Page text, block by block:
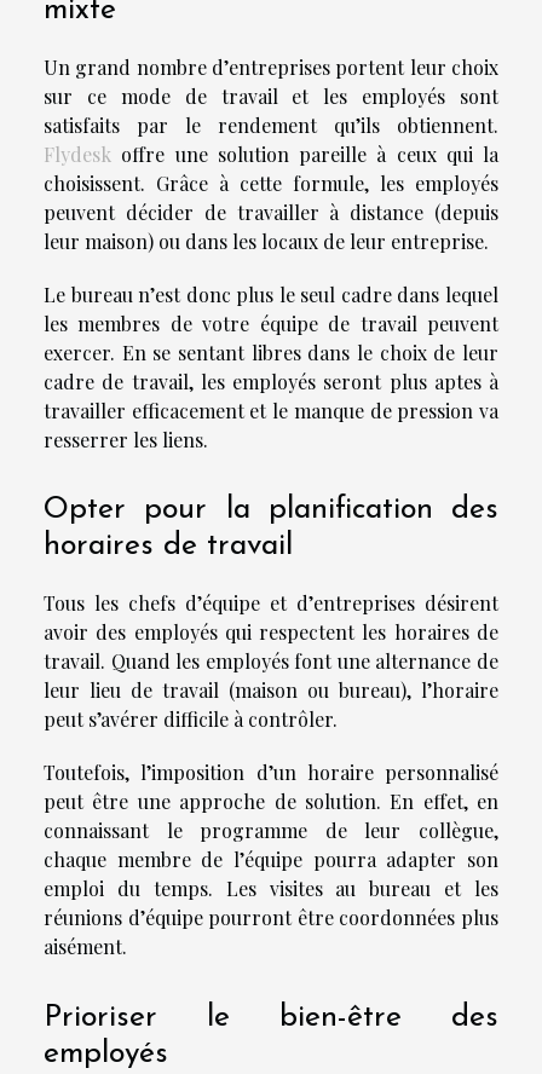
mixte
Un grand nombre d’entreprises portent leur choix
sur ce mode de travail et les employés sont
satisfaits par le rendement qu’ils obtiennent.
Flydesk offre une solution pareille à ceux qui la
choisissent. Grâce à cette formule, les employés
peuvent décider de travailler à distance (depuis
leur maison) ou dans les locaux de leur entreprise.
Le bureau n’est donc plus le seul cadre dans lequel
les membres de votre équipe de travail peuvent
exercer. En se sentant libres dans le choix de leur
cadre de travail, les employés seront plus aptes à
travailler efficacement et le manque de pression va
resserrer les liens.
Opter pour la planification des
horaires de travail
Tous les chefs d’équipe et d’entreprises désirent
avoir des employés qui respectent les horaires de
travail. Quand les employés font une alternance de
leur lieu de travail (maison ou bureau), l’horaire
peut s’avérer difficile à contrôler.
Toutefois, l’imposition d’un horaire personnalisé
peut être une approche de solution. En effet, en
connaissant le programme de leur collègue,
chaque membre de l’équipe pourra adapter son
emploi du temps. Les visites au bureau et les
réunions d’équipe pourront être coordonnées plus
aisément.
Prioriser le bien-être des
employés